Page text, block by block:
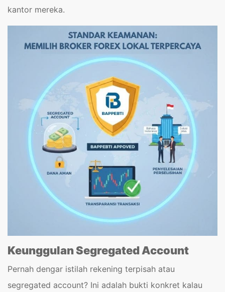
kantor mereka.
Keunggulan Segregated Account
Pernah dengar istilah rekening terpisah atau
segregated account? Ini adalah bukti konkret kalau